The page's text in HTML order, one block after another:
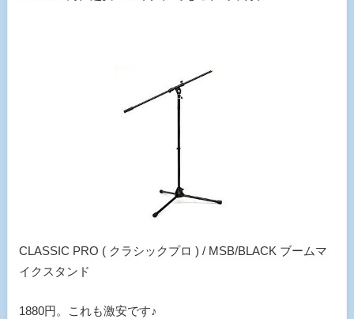
CLASSIC PRO ( クラシックプロ ) / MSB/BLACK ブームマ
イクスタンド
1880円。これも激安です♪